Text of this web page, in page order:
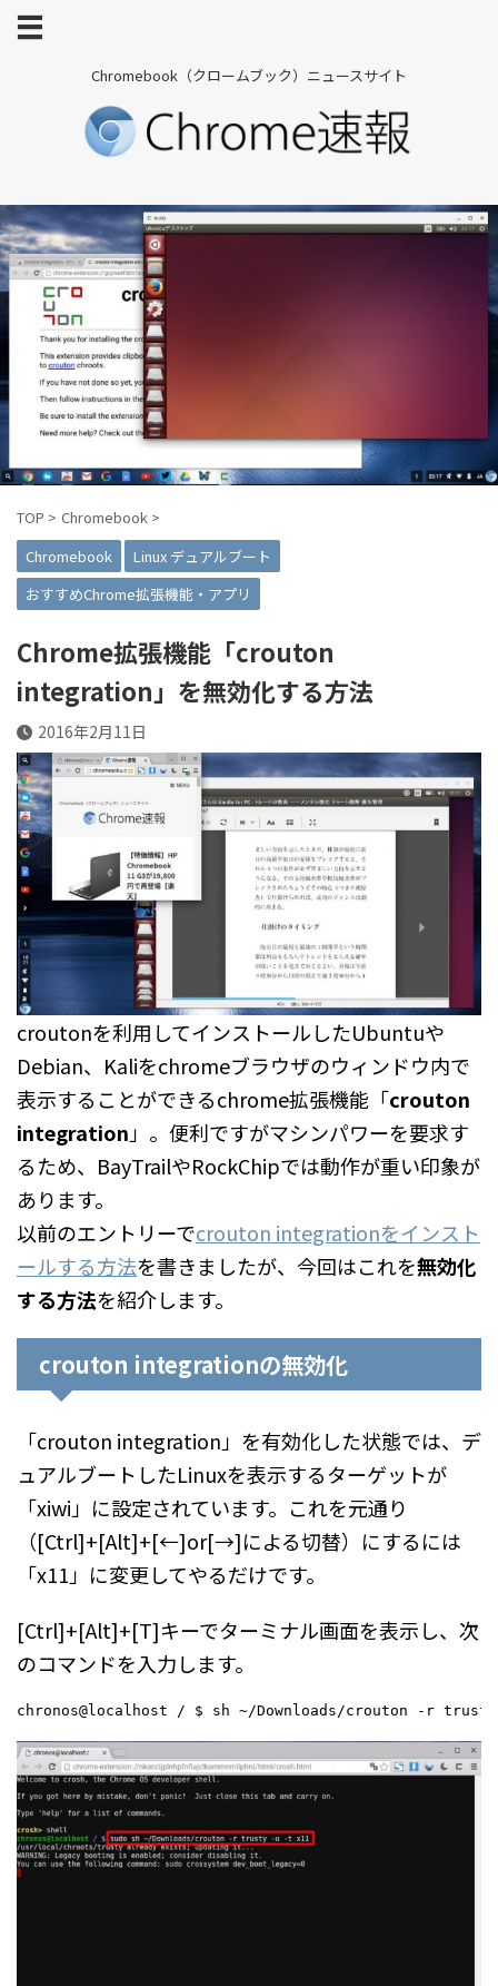
Chromebook（クロームブック）ニュースサイト
TOP > Chromebook >
Chromebook
Linux デュアルブート
おすすめChrome拡張機能・アプリ
Chrome拡張機能「crouton
integration」を無効化する方法
2016年2月11日
croutonを利用してインストールしたUbuntuや
Debian、Kaliをchromeブラウザのウィンドウ内で
表示することができるchrome拡張機能「crouton
integration 」。便利ですがマシンパワーを要求す
るため、BayTrailやRockChipでは動作が重い印象が
あります。
以前のエントリーでcrouton integrationをインスト
ールする方法を書きましたが、今回はこれを無効化
する方法を紹介します。
crouton integrationの無効化
「crouton integration」を有効化した状態では、デ
ュアルブートしたLinuxを表示するターゲットが
「xiwi」に設定されています。これを元通り
（[Ctrl]+[Alt]+[←]or[→]による切替）にするには
「x11」に変更してやるだけです。
[Ctrl]+[Alt]+[T]キーでターミナル画面を表示し、次
のコマンドを入力します。
chronos@localhost / $ sh ~/Downloads/crouton -r